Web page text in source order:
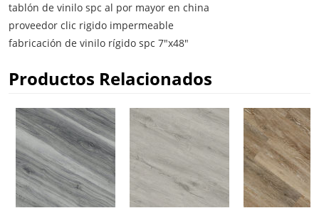
tablón de vinilo spc al por mayor en china
proveedor clic rigido impermeable
fabricación de vinilo rígido spc 7"x48"
Productos Relacionados